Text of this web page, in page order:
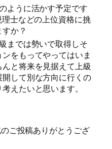
ように活かす予定です
士などの上位資格に挑
か？
までは勢いで取得しそ
をもってやってはいま
と将来を見据えて上級
して別な方向に行くの
えたいと思います。
ご投稿ありがとうござ